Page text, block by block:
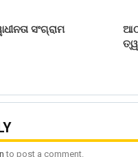
ସଂଗ୍ରାମ
to post a comment.